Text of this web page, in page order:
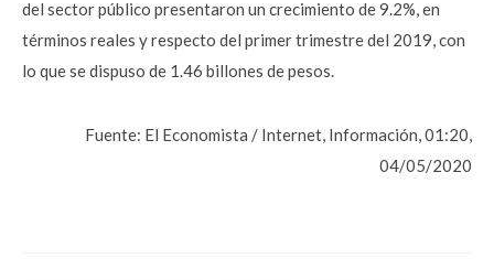
del sector público presentaron un crecimiento de 9.2%, en
términos reales y respecto del primer trimestre del 2019, con
lo que se dispuso de 1.46 billones de pesos.
Fuente: El Economista / Internet, Información, 01:20,
04/05/2020